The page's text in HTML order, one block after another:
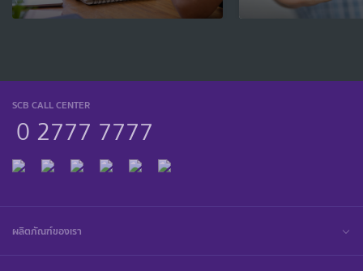
SCB CALL CENTER
0 2777 7777
ผลิตภัณฑ์ของเรา